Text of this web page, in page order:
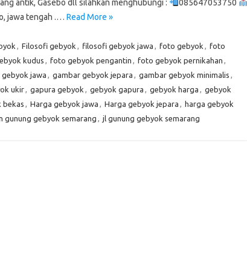
antik, Gasebo dll silahkan menghubungi :
085647053750
jawa tengah .… Read More »
, Filosofi gebyok , filosofi gebyok jawa , foto gebyok , foto
kudus , foto gebyok pengantin , foto gebyok pernikahan ,
jawa , gambar gebyok jepara , gambar gebyok minimalis ,
ukir, gapura gebyok , gebyok gapura , gebyok harga , gebyok
bekas , Harga gebyok jawa , Harga gebyok jepara , harga gebyok
gunung gebyok semarang , jl gunung gebyok semarang